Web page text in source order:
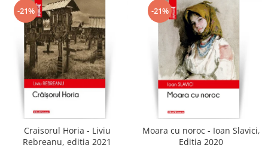
-21%
Craisorul Horia - Liviu
Rebreanu, editia 2021
-21%
Moara cu noroc - Ioan Slavici,
Editia 2020